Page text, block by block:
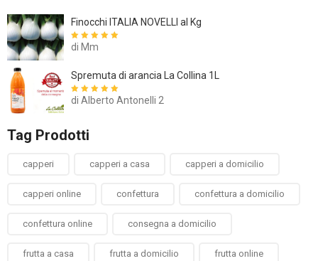
Finocchi ITALIA NOVELLI al Kg
Valutato
di Mm
Spremuta di arancia La Collina 1L
Valutato5su
di Alberto Antonelli 2
Tag Prodotti
capperi capperi a casa capperi a domicilio
capperi online confettura confettura a domicilio
confettura online consegna a domicilio
frutta a casa frutta a domicilio frutta online